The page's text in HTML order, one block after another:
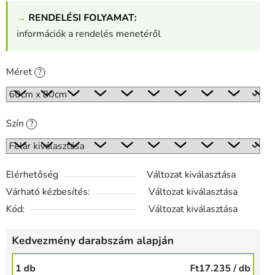
→ RENDELÉSI FOLYAMAT:
információk a rendelés menetéről
Méret ?
Szín ?
Elérhetőség
Változat kiválasztása
Várható kézbesítés:
Változat kiválasztása
Kód:
Változat kiválasztása
Kedvezmény darabszám alapján
1 db Ft17.235 / db